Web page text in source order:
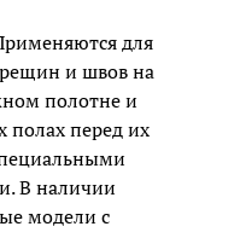
для
и швов на
полотне и
перед их
В наличии
модели с